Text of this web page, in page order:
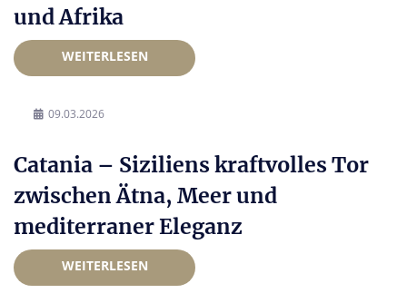
und Afrika
WEITERLESEN
09.03.2026
Catania – Siziliens kraftvolles Tor
zwischen Ätna, Meer und
mediterraner Eleganz
WEITERLESEN